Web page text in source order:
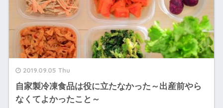
2019.09.05 Thu
自家製冷凍食品は役に立たなかった～出産前やら
なくてよかったこと～